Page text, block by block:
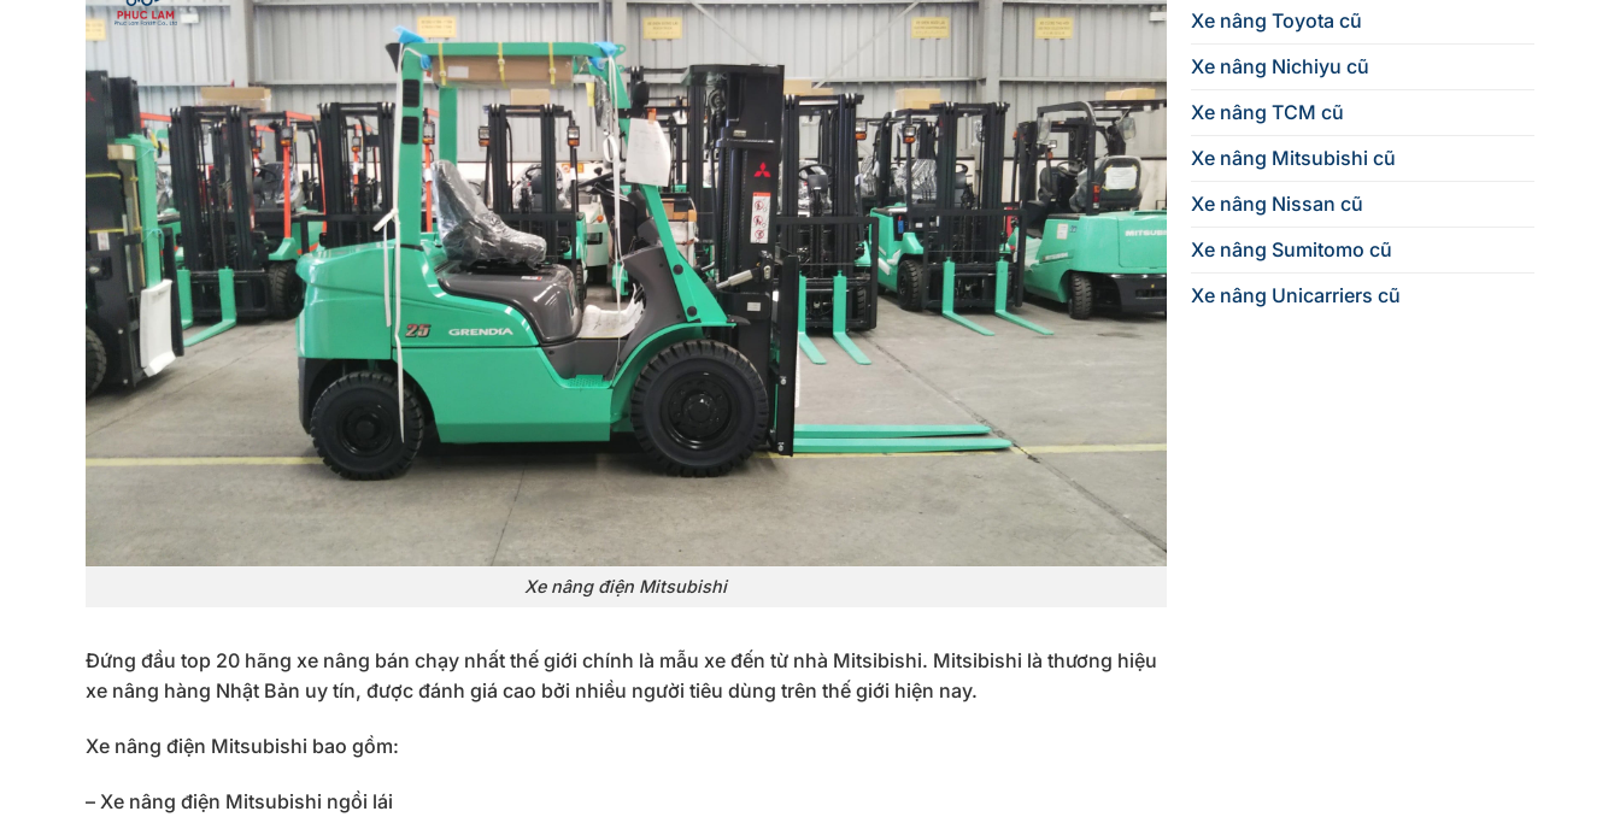
Xe nâng điện Mitsubishi
Đứng đầu top 20 hãng xe nâng bán chạy nhất thế giới chính là mẫu xe đến từ nhà Mitsibishi. Mitsibishi là thương hiệu
xe nâng hàng Nhật Bản uy tín, được đánh giá cao bởi nhiều người tiêu dùng trên thế giới hiện nay.
Xe nâng điện Mitsubishi bao gồm:
– Xe nâng điện Mitsubishi ngồi lái
Xe nâng Toyota cũ
Xe nâng Nichiyu cũ
Xe nâng TCM cũ
Xe nâng Mitsubishi cũ
Xe nâng Nissan cũ
Xe nâng Sumitomo cũ
Xe nâng Unicarriers cũ